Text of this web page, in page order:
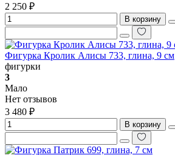
2 250 ₽
В корзину
Фигурка Кролик Алисы 733, глина, 9 см
фигурки
3
Мало
Нет отзывов
3 480 ₽
В корзину